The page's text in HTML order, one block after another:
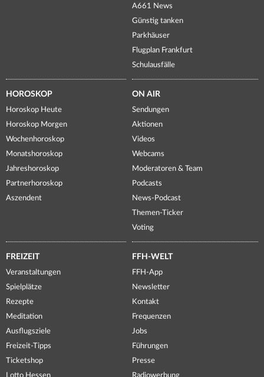
A661 News
Günstig tanken
Parkhäuser
Flugplan Frankfurt
Schulausfälle
HOROSKOP
Horoskop Heute
Horoskop Morgen
Wochenhoroskop
Monatshoroskop
Jahreshoroskop
Partnerhoroskop
Aszendent
ON AIR
Sendungen
Aktionen
Videos
Webcams
Moderatoren & Team
Podcasts
News-Podcast
Themen-Ticker
Voting
FREIZEIT
Veranstaltungen
Spielplätze
Rezepte
Meditation
Ausflugsziele
Freizeit-Tipps
Ticketshop
Lotto Hessen
FFH-WELT
FFH-App
Newsletter
Kontakt
Frequenzen
Jobs
Führungen
Presse
Radiowerbung